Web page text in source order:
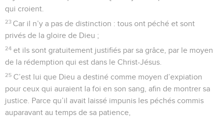
qui croient.
23 Car il n’y a pas de distinction : tous ont péché et sont
privés de la gloire de Dieu ;
24 et ils sont gratuitement justifiés par sa grâce, par le moyen
de la rédemption qui est dans le Christ-Jésus.
25 C’est lui que Dieu a destiné comme moyen d’expiation
pour ceux qui auraient la foi en son sang, afin de montrer sa
justice. Parce qu’il avait laissé impunis les péchés commis
auparavant au temps de sa patience,